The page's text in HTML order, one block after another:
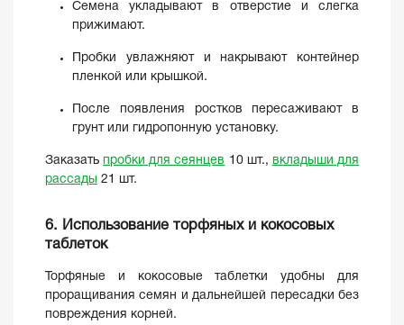
Семена укладывают в отверстие и слегка
прижимают.
Пробки увлажняют и накрывают контейнер
пленкой или крышкой.
После появления ростков пересаживают в
грунт или гидропонную установку.
Заказать пробки для сеянцев 10 шт., вкладыши для
рассады 21 шт.
6. Использование торфяных и кокосовых
таблеток
Торфяные и кокосовые таблетки удобны для
проращивания семян и дальнейшей пересадки без
повреждения корней.